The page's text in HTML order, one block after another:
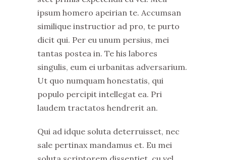
ipsum homero apeirian te. Accumsan
similique instructior ad pro, te purto
dicit qui. Per eu unum persius, mei
tantas postea in. Te his labores
singulis, eum ei urbanitas adversarium.
Ut quo numquam honestatis, qui
populo percipit intellegat ea. Pri
laudem tractatos hendrerit an.
Qui ad idque soluta deterruisset, nec
sale pertinax mandamus et. Eu mei